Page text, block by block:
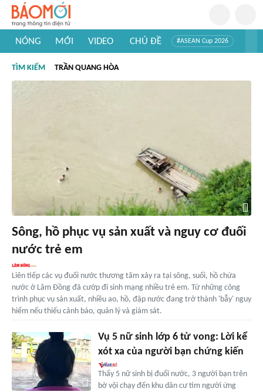
NÓNG MỚI VIDEO CHỦ ĐỀ #ASEAN Cup 2026
#Khám phá thế giới
TÌM KIẾM TRẦN QUANG HÒA
Sông, hồ phục vụ sản xuất và nguy cơ đuối
nước trẻ em
Liên tiếp các vụ đuối nước thương tâm xảy ra tại sông, suối, hồ chứa
nước ở Lâm Đồng đã cướp đi sinh mạng nhiều trẻ em. Từ những công
trình phục vụ sản xuất, nhiều ao, hồ, đập nước đang trở thành 'bẫy' nguy
hiểm nếu thiếu cảnh báo, quản lý và giám sát.
Vụ 5 nữ sinh lớp 6 tử vong: Lời kể
xót xa của người bạn chứng kiến
Thấy 5 nữ sinh bị đuối nước, 3 người bạn trên
bờ vội chạy đến khu dân cư tìm người ứng